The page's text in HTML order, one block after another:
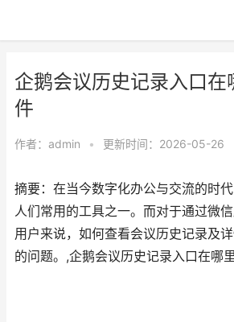
企鹅会议历史记录入口在
件
作者： admin • 更新时间：2026-05-26
摘要：在当今数字化办公与交流的时
人们常用的工具之一。而对于通过微
用户来说，如何查看会议历史记录及
的问题。,企鹅会议历史记录入口在哪